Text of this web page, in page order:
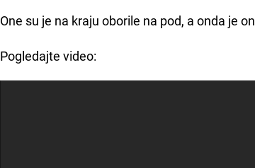
One su je na kraju oborile na pod, a onda je
Pogledajte video: